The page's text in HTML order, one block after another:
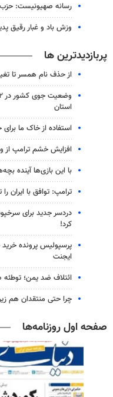
رسانه صهیونیست: حزب
وزش باد و غبار رقیق
پربازدیدترین ها
از حذف نام همسر تا
استان
استفاده از خاک ما
افزایش خشم ترامپ از
با این بازی‌ها آینده
ترامپ: توافق با ایران
دردسر جدید برای
کرد!
پرسپولیس پرونده
ایجنت
ائتلاف ضد یمن؛ توطئه
چرا حتی منتقدان هم
صفحه اول روزنامه‌ها